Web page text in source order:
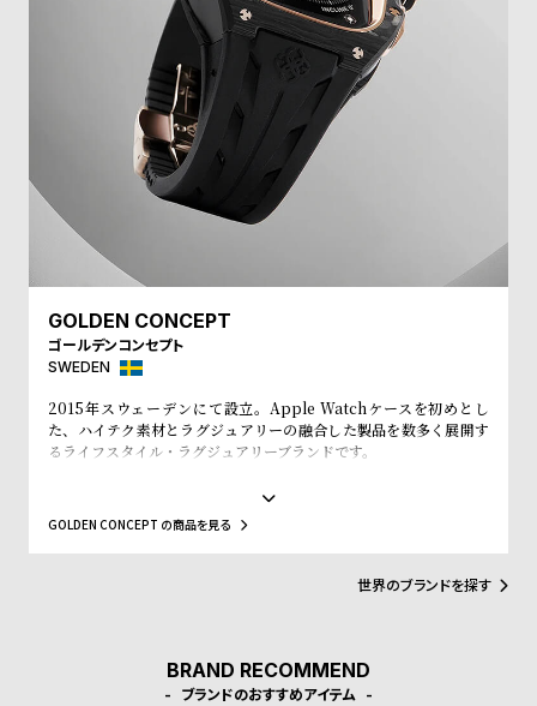
GOLDEN CONCEPT
ゴールデンコンセプト
SWEDEN
2015年スウェーデンにて設立。Apple Watchケースを初めとし
た、ハイテク素材とラグジュアリーの融合した製品を数多く展開す
るライフスタイル・ラグジュアリーブランドです。
観を与えるための時計ケースとストラ ップを豊富に取り揃えていま
す。お手持ちのApple Watchに「付属のネジを止めるだけで簡単に
装着が可能」。Apple Watchとは思えない”高級時計”に仕上がりま
す。このクラシックなデザインは、あらゆるライフスタイルにマッ
GOLDEN CONCEPT の商品を見る
世界のブランドを探す
BRAND RECOMMEND
ブランドのおすすめアイテム